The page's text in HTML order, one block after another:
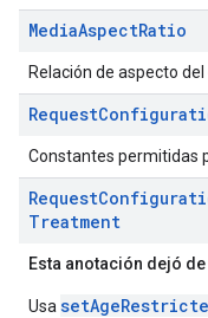
MediaAspectRatio
Relación de aspecto
Request
Constantes permitidas
Request
Treatment
Esta anotación dejó
Usa